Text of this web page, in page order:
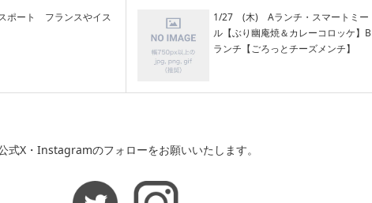
ポート フランスやイス
1/27 (木) Aランチ・スマートミー
ル【ぶり幽庵焼＆カレーコロッケ】B
ランチ【ごろっとチーズメンチ】
式X・Instagramのフォローをお願いいたします。